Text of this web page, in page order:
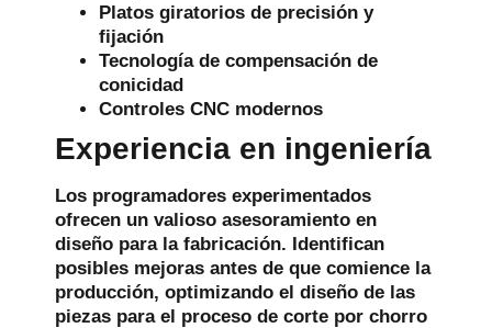
Platos giratorios de precisión y
fijación
Tecnología de compensación de
conicidad
Controles CNC modernos
Experiencia en ingeniería
Los programadores experimentados
ofrecen un valioso asesoramiento en
diseño para la fabricación. Identifican
posibles mejoras antes de que comience la
producción, optimizando el diseño de las
piezas para el proceso de corte por chorro